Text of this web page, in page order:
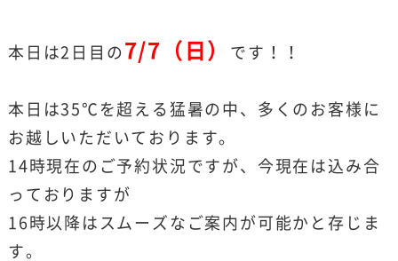
本日は2日目の 7/7（日） です！！
本日は35℃を超える猛暑の中、多くのお客様に
お越しいただいております。
14時現在のご予約状況ですが、今現在は込み合
っておりますが
16時以降はスムーズなご案内が可能かと存じま
す。